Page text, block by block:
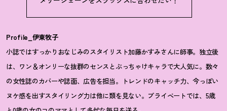
Profile_伊東牧子
小誌ではすっかりおなじみのスタイリスト加藤かすみさんに師事。独立後
は、ワン＆オンリーな抜群のセンスとぶっちゃけキャラで大人気に。数々
の女性誌のカバーや誌面、広告を担当。トレンドのキャッチ力、今っぽい
ヌケ感を出すスタイリング力は他に類を見ない。プライベートでは、5歳